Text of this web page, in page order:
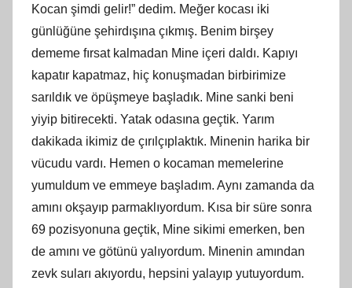
Kocan şimdi gelir!” dedim. Meğer kocası iki
günlüğüne şehirdışına çıkmış. Benim birşey
dememe fırsat kalmadan Mine içeri daldı. Kapıyı
kapatır kapatmaz, hiç konuşmadan birbirimize
sarıldık ve öpüşmeye başladık. Mine sanki beni
yiyip bitirecekti. Yatak odasına geçtik. Yarım
dakikada ikimiz de çırılçıplaktık. Minenin harika bir
vücudu vardı. Hemen o kocaman memelerine
yumuldum ve emmeye başladım. Aynı zamanda da
amını okşayıp parmaklıyordum. Kısa bir süre sonra
69 pozisyonuna geçtik, Mine sikimi emerken, ben
de amını ve götünü yalıyordum. Minenin amından
zevk suları akıyordu, hepsini yalayıp yutuyordum.